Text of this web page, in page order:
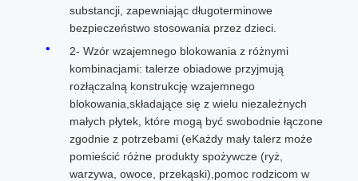
substancji, zapewniając długoterminowe
bezpieczeństwo stosowania przez dzieci.
2- Wzór wzajemnego blokowania z różnymi
kombinacjami: talerze obiadowe przyjmują
rozłączalną konstrukcję wzajemnego
blokowania,składające się z wielu niezależnych
małych płytek, które mogą być swobodnie łączone
zgodnie z potrzebami (eKażdy mały talerz może
pomieścić różne produkty spożywcze (ryż,
warzywa, owoce, przekąski),pomoc rodzicom w